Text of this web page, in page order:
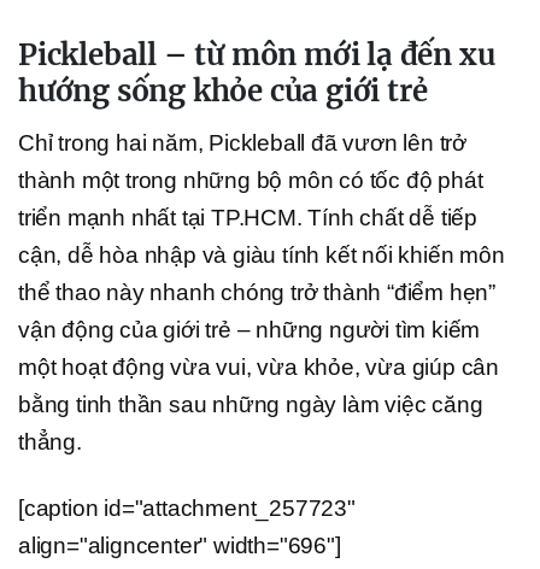
Pickleball – từ môn mới lạ đến xu
hướng sống khỏe của giới trẻ
Chỉ trong hai năm, Pickleball đã vươn lên trở
thành một trong những bộ môn có tốc độ phát
triển mạnh nhất tại TP.HCM. Tính chất dễ tiếp
cận, dễ hòa nhập và giàu tính kết nối khiến môn
thể thao này nhanh chóng trở thành “điểm hẹn”
vận động của giới trẻ – những người tìm kiếm
một hoạt động vừa vui, vừa khỏe, vừa giúp cân
bằng tinh thần sau những ngày làm việc căng
thẳng.
[caption id="attachment_257723"
align="aligncenter" width="696"]